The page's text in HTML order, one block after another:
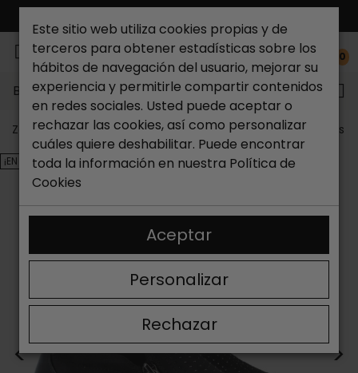
0
Buscar...
Zapateria Catchalot Outlet zapatos Outlet zapatos
¡EN OFERTA!
< >
Este sitio web utiliza cookies propias y de
terceros para obtener estadísticas sobre los
hábitos de navegación del usuario, mejorar su
experiencia y permitirle compartir contenidos
en redes sociales. Usted puede aceptar o
rechazar las cookies, así como personalizar
cuáles quiere deshabilitar. Puede encontrar
toda la información en nuestra Política de
Cookies
Rechazar
Personalizar
Aceptar